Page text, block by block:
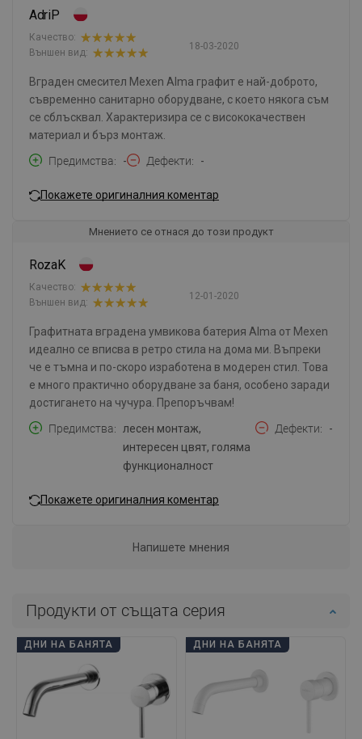
AdriP
18-03-2020
Качество:
Външен вид:
Вграден смесител Mexen Alma графит е най-доброто,
съвременно санитарно оборудване, с което някога съм
се сблъсквал. Характеризира се с висококачествен
материал и бърз монтаж.
Предимства
- Дефекти -
Покажете оригиналния коментар
Мнението се отнася до този продукт
RozaK
12-01-2020
Качество:
Външен вид:
Графитната вградена умвикова батерия Alma от Mexen
идеално се вписва в ретро стила на дома ми. Въпреки
че е тъмна и по-скоро изработена в модерен стил. Това
е много практично оборудване за баня, особено заради
достигането на чучура. Препоръчвам!
Предимства
лесен монтаж,
интересен цвят, голяма
функционалност
Дефекти -
Покажете оригиналния коментар
Напишете мнения
Продукти от същата серия
ДНИ НА БАНЯТА ДНИ НА БАНЯТА